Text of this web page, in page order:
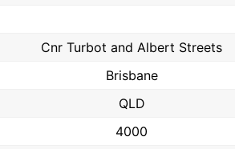
Cnr Turbot and Albert Streets
Brisbane
QLD
4000